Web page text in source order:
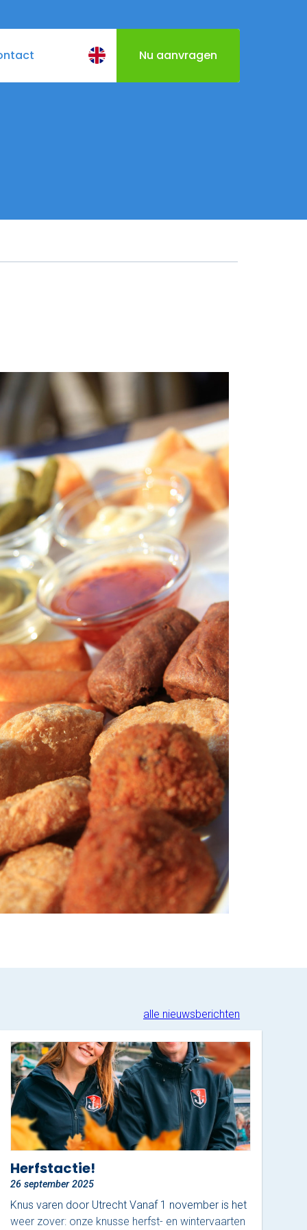
CateringmenuVaren door Utrecht
Nu aanvragen
alle nieuwsberichten
Herfstactie!
26 september 2025
Knus varen door Utrecht Vanaf 1 november is het
weer zover: onze knusse herfst- en wintervaarten